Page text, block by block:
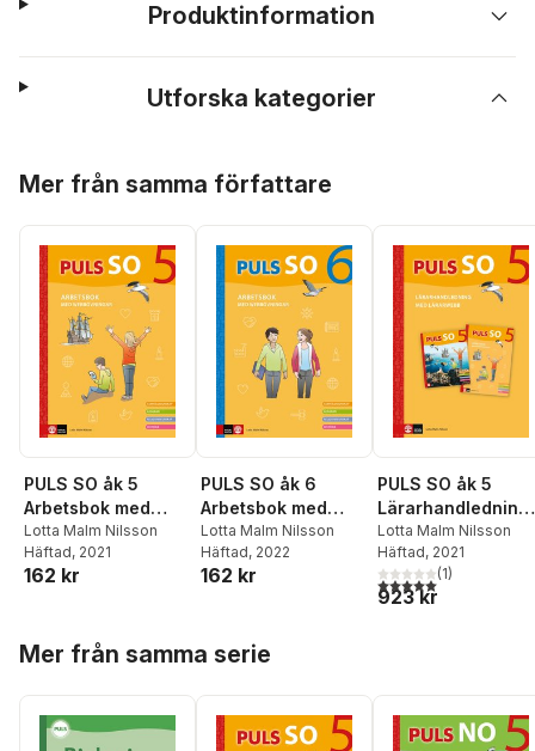
Produktinformation
Utforska kategorier
Mer från samma författare
PULS SO åk 5
Arbetsbok med
elevwebb
Lotta Malm Nilsson
Häftad, 2021
162 kr
PULS SO åk 6
Arbetsbok med
elevwebb
Lotta Malm Nilsson
Häftad, 2022
162 kr
PULS SO åk 5
Lärarhandledning
med lärarwebb
Lotta Malm Nilsson
Häftad, 2021
5,0utav 5 stjärnor.
(1)
923 kr
Mer från samma serie